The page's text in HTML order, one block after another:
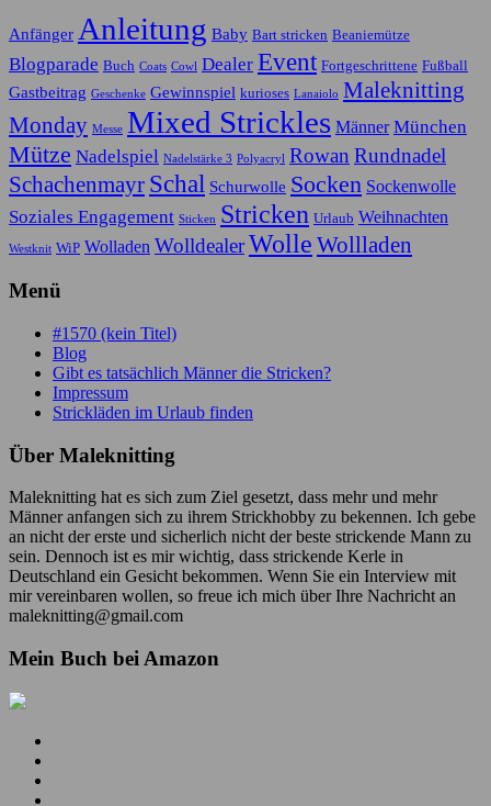
Anfänger Anleitung Baby Bart stricken Beaniemütze
Blogparade Buch Coats Cowl Dealer Event Fortgeschrittene Fußball
Gastbeitrag Geschenke Gewinnspiel kurioses Lanaiolo Maleknitting
Monday Messe Mixed Strickles Männer München
Mütze Nadelspiel Nadelstärke 3 Polyacryl Rowan Rundnadel
Schachenmayr Schal Schurwolle Socken Sockenwolle
Soziales Engagement Sticken Stricken Urlaub Weihnachten
Westknit WiP Wolladen WolldealerWolle Wollladen
Menü
#1570 (kein Titel)
Blog
Gibt es tatsächlich Männer die Stricken?
Impressum
Strickläden im Urlaub finden
Über Maleknitting
Maleknitting hat es sich zum Ziel gesetzt, dass mehr und mehr
Männer anfangen sich zu ihrem Strickhobby zu bekennen. Ich gebe
an nicht der erste und sicherlich nicht der beste strickende Mann zu
sein. Dennoch ist es mir wichtig, dass strickende Kerle in
Deutschland ein Gesicht bekommen. Wenn Sie ein Interview mit
mir vereinbaren wollen, so freue ich mich über Ihre Nachricht an
maleknitting@gmail.com
Mein Buch bei Amazon